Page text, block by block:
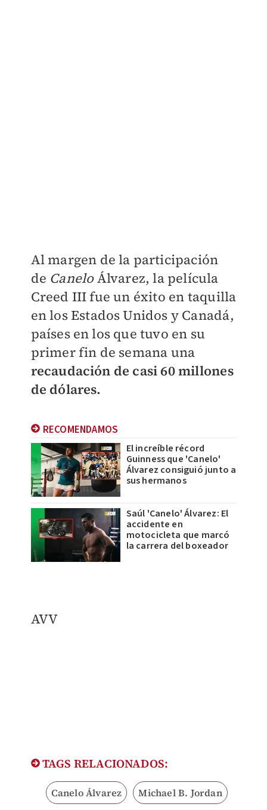
Al margen de la participación
de CaneloÁlvarez, la película
Creed III fue un éxito en taquilla
en los Estados Unidos y Canadá,
países en los que tuvo en su
primer fin de semana una
recaudación de casi 60 millones
de dólares.
RECOMENDAMOS
El increíble récord
Guinness que 'Canelo'
Álvarez consiguió junto a
sus hermanos
Saúl 'Canelo' Álvarez: El
accidente en
motocicleta que marcó
la carrera del boxeador
AVV
TAGS RELACIONADOS:
Canelo Álvarez Michael B. Jordan